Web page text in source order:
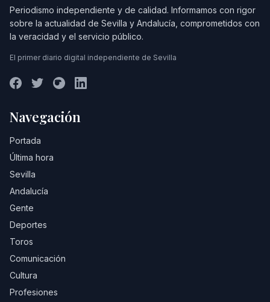
Periodismo independiente y de calidad. Informamos con rigor
sobre la actualidad de Sevilla y Andalucía, comprometidos con
la veracidad y el servicio público.
El primer diario digital independiente de Sevilla
Navegación
Portada
Última hora
Sevilla
Andalucía
Gente
Deportes
Toros
Comunicación
Cultura
Profesiones